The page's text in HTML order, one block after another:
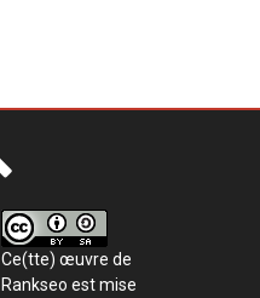
Ce(tte) œuvre de
Rankseo est mise